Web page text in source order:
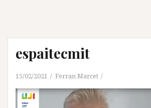
espaitecmit
15/02/2021 Ferran Marcet